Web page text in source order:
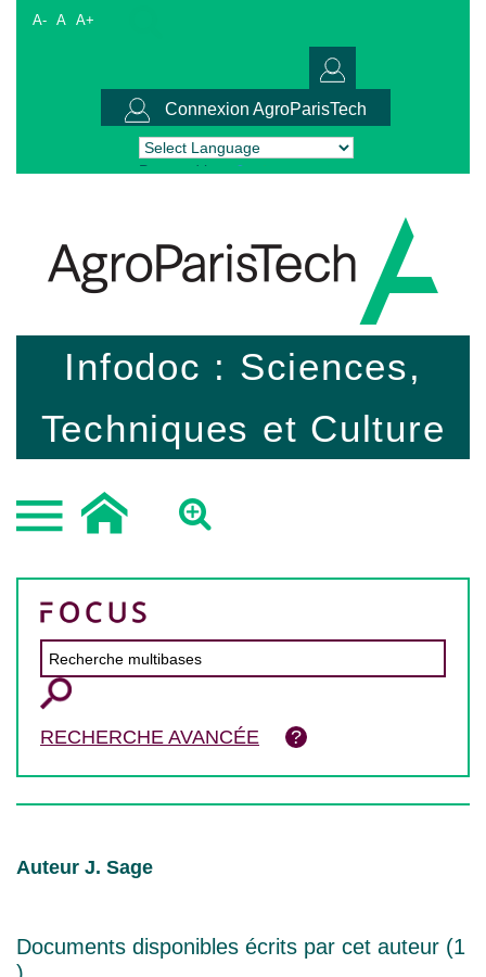
A- A A+
Connexion AgroParisTech
Powered by Translate
Infodoc : Sciences,
Techniques et Culture
RECHERCHE AVANCÉE
Auteur J. Sage
Documents disponibles écrits par cet auteur (1